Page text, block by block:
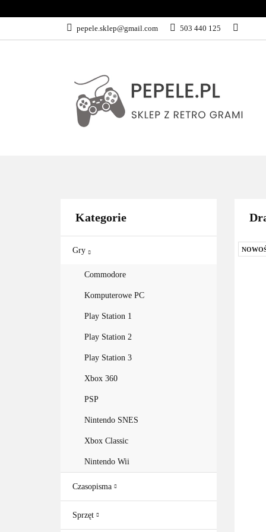
pepele.sklep@gmail.com 503 440 125
GRY
Kategorie
Gry
Commodore
Komputerowe PC
Play Station 1
Play Station 2
Play Station 3
Xbox 360
PSP
Nintendo SNES
Xbox Classic
Nintendo Wii
Czasopisma
Sprzęt